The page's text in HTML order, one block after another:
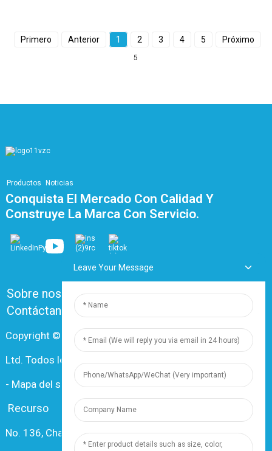
Primero Anterior 1 2 3 4 5 Próximo
5
Productos Noticias
Conquista El Mercado Con Calidad Y
Construye La Marca Con Servicio.
Sobre nosotros Preguntas frecuentes
Contáctanos
Copyright © 2024 Shanghai Dingzun Electric & Cable Co.,
Ltd. Todos los derechos reservados.
- Mapa del sitio - Recursos
Recurso
No. 136, Changxiang Rd., Nanxiang Town, 201802,
Leave Your Message